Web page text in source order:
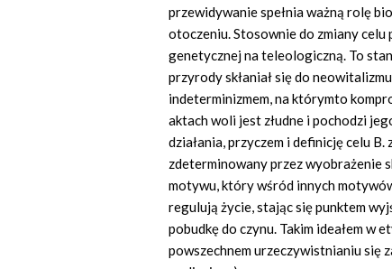
przewidywanie spełnia ważną rolę
otoczeniu. Stosownie do zmiany
genetycznej na teleologiczną. To
przyrody skłaniał się do
indeterminizmem, na którymto
aktach woli jest złudne i pochodzi
działania, przyczem i definicję celu
zdeterminowany przez wyobrażenie
motywu, który wśród innych
regulują życie, stając się punktem
pobudkę do czynu. Takim ideałem w
powszechnem urzeczywistnianiu się